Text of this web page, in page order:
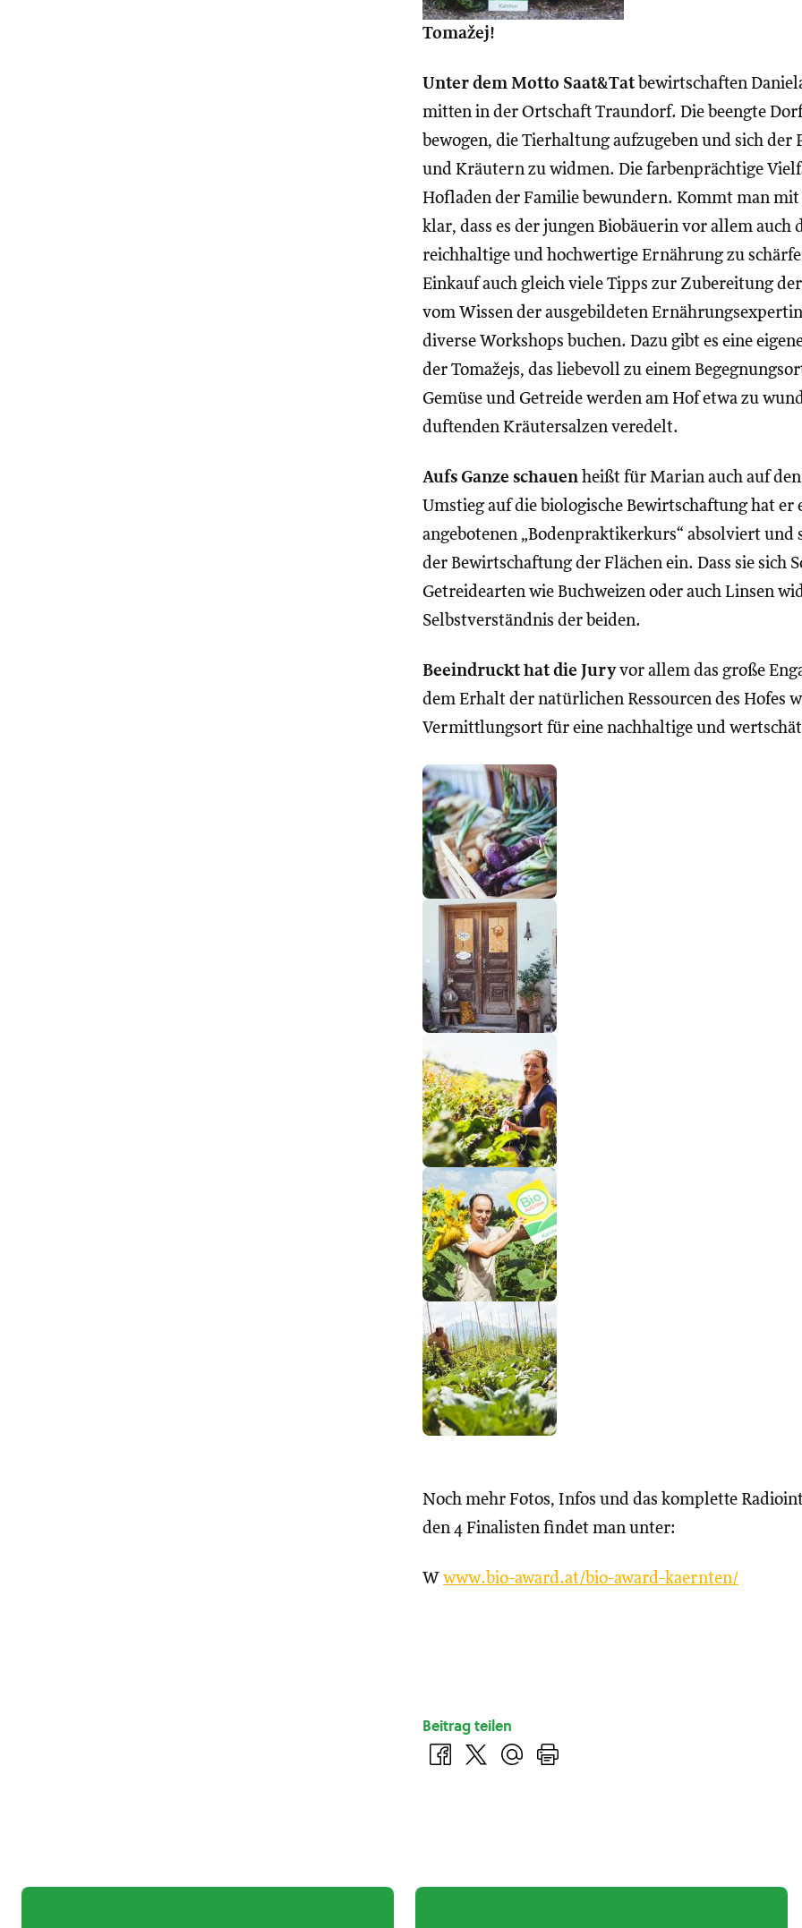
Tomažej!
Unter dem Motto Saat&Tat bewirtschaften
mitten in der Ortschaft Traundorf. Die beengte
bewogen, die Tierhaltung aufzugeben und sich
und Kräutern zu widmen. Die farbenprächtige
Hofladen der Familie bewundern. Kommt man mit
klar, dass es der jungen Biobäuerin vor allem auch
reichhaltige und hochwertige Ernährung zu
Einkauf auch gleich viele Tipps zur Zubereitung
vom Wissen der ausgebildeten
diverse Workshops buchen. Dazu gibt es eine
der Tomažejs, das liebevoll zu einem
Gemüse und Getreide werden am Hof etwa zu
duftenden Kräutersalzen veredelt.
Aufs Ganze schauen heißt für Marian auch auf
Umstieg auf die biologische Bewirtschaftung hat er
angebotenen „Bodenpraktikerkurs“ absolviert und
der Bewirtschaftung der Flächen ein. Dass sie
Getreidearten wie Buchweizen oder auch Linsen
Selbstverständnis der beiden.
Beeindruckt hat die Juryvor allem das große
dem Erhalt der natürlichen Ressourcen des Hofes
Vermittlungsort für eine nachhaltige und
Noch mehr Fotos, Infos und das komplette
den 4 Finalisten findet man unter:
W www.bio-award.at/bio-award-kaernten/
Beitrag teilen